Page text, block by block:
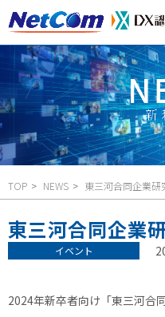
TOP NEWS 東三河合同企業研
東三河合同企業
イベント
2024年新卒者向け「東三河合